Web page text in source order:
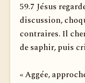
59.7 Jésus
discussion,
contraires. Il
de saphir, puis
« Aggée,